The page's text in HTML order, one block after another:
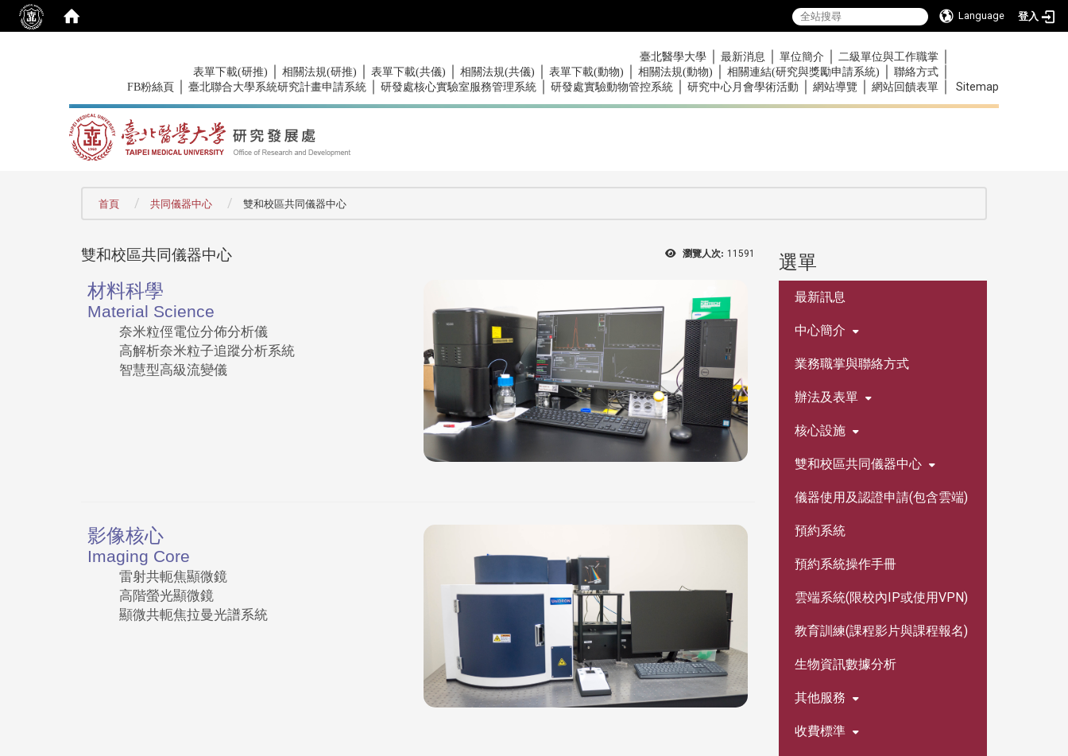
Language 登入
臺北醫學大學 最新消息 單位簡介 二級單位與工作職掌
表單下載(研推) 相關法規(研推) 表單下載(共儀) 相關法規(共儀) 表單下載(動物) 相關法規(動物) 相關連結(研究與獎勵申請系統) 聯絡方式
FB粉絲頁 臺北聯合大學系統研究計畫申請系統 研發處核心實驗室服務管理系統 研發處實驗動物管控系統 研究中心月會學術活動 網站導覽 網站回饋表單 Sitemap
首頁 共同儀器中心 雙和校區共同儀器中心
瀏覽人次: 11591
雙和校區共同儀器中心
材料科學
Material Science
奈米粒俓電位分佈分析儀
高解析奈米粒子追蹤分析系統
智慧型高級流變儀
影像核心
Imaging Core
雷射共軛焦顯微鏡
高階螢光顯微鏡
顯微共軛焦拉曼光譜系統
選單
最新訊息
中心簡介
業務職掌與聯絡方式
辦法及表單
核心設施
雙和校區共同儀器中心
儀器使用及認證申請(包含雲端)
預約系統
預約系統操作手冊
雲端系統(限校內IP或使用VPN)
教育訓練(課程影片與課程報名)
生物資訊數據分析
其他服務
收費標準